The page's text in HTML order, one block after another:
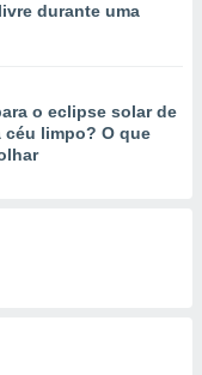
durante uma
o eclipse solar de
céu limpo? O que